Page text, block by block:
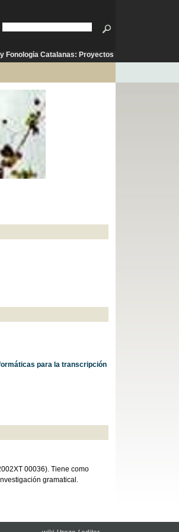
Fonología Catalanas: Proyectos
para la transcripción
00036). Tiene como
gramatical.